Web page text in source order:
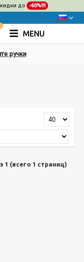
до -60%!!!
MENU
ручки
1 (всего 1 страниц)